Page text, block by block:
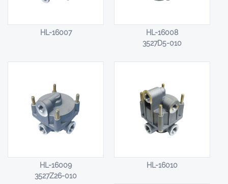
HL-16007
HL-16008
3527D5-010
HL-16009
3527Z26-010
HL-16010